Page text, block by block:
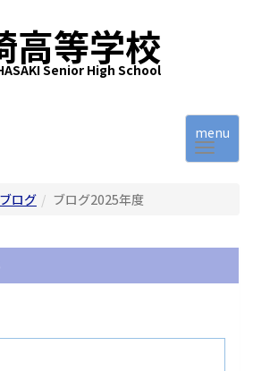
高等学校
Senior High School
menu
ブログ ブログ2025年度